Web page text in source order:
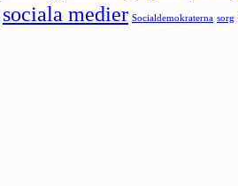
sociala medier Socialdemokraterna sorg